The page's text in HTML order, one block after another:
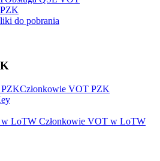
do pobrania
Członkowie VOT PZK
Członkowie VOT w LoTW